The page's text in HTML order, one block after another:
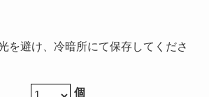
を避け、冷暗所にて保存してくださ
個